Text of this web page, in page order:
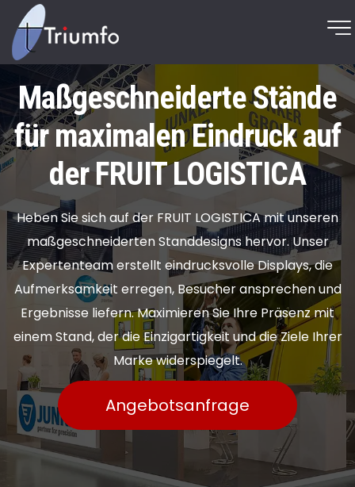
Maßgeschneiderte Stände
für maximalen Eindruck auf
der FRUIT LOGISTICA
Heben Sie sich auf der FRUIT LOGISTICA mit unseren
maßgeschneiderten Standdesigns hervor. Unser
Expertenteam erstellt eindrucksvolle Displays, die
Aufmerksamkeit erregen, Besucher ansprechen und
Ergebnisse liefern. Maximieren Sie Ihre Präsenz mit
einem Stand, der die Einzigartigkeit und die Ziele Ihrer
Marke widerspiegelt.
Angebotsanfrage